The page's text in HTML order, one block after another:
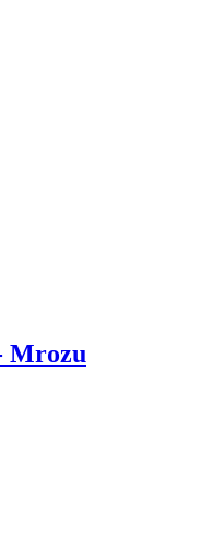
Mrozu